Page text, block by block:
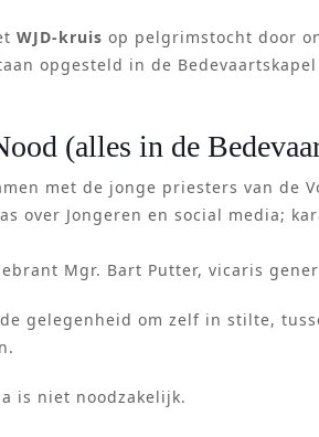
WJD-kruis op pelgrimstocht door
opgesteld in de
(alles in de
met de jonge priesters van de
over Jongeren en social media;
Mgr. Bart Putter, vicaris
gelegenheid om zelf in stilte,
is niet noodzakelijk.